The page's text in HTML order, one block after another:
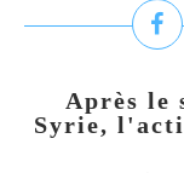
Après le
Syrie,